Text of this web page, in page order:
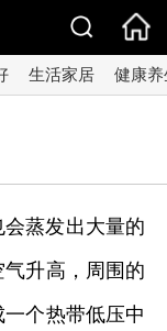
生活家居 健康养
蒸发出大量的
升高，周围的
个热带低压中